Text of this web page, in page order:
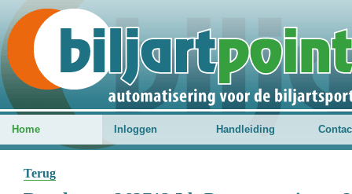
Home Inloggen Handleiding
Terug